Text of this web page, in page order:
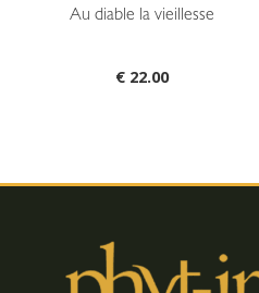
Au diable la vieillesse
€ 22.00